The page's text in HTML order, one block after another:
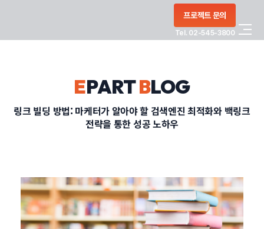
프로젝트 문의
Tel. 02-545-3800
CONTACT
EPARTBLOG
링크 빌딩 방법: 마케터가 알아야 할 검색엔진 최적화와 백링크
전략을 통한 성공 노하우